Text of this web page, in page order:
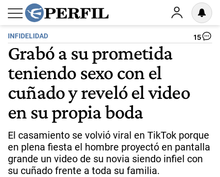
INFIDELIDAD 15
Grabó a su prometida
teniendo sexo con el
cuñado y reveló el video
en su propia boda
El casamiento se volvió viral en TikTok porque
en plena fiesta el hombre proyectó en pantalla
grande un video de su novia siendo infiel con
su cuñado frente a toda su familia.